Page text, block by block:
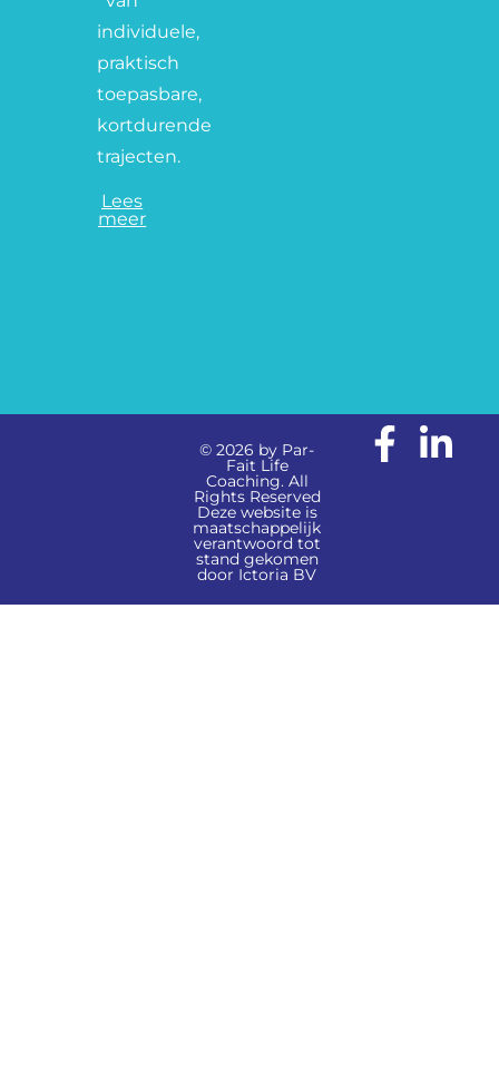
individuele,
praktisch
toepasbare,
kortdurende
trajecten.
Lees
meer
© 2026 by Par-
Fait Life
Coaching. All
Rights Reserved
Deze website is
maatschappelijk
verantwoord tot
stand gekomen
door Ictoria BV